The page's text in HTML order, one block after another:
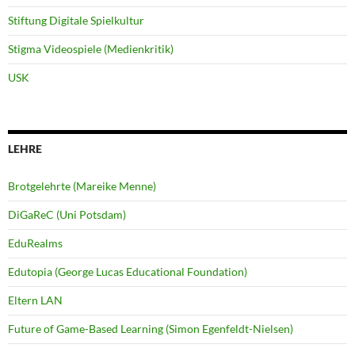
Stiftung Digitale Spielkultur
Stigma Videospiele (Medienkritik)
USK
LEHRE
Brotgelehrte (Mareike Menne)
DiGaReC (Uni Potsdam)
EduRealms
Edutopia (George Lucas Educational Foundation)
Eltern LAN
Future of Game-Based Learning (Simon Egenfeldt-Nielsen)